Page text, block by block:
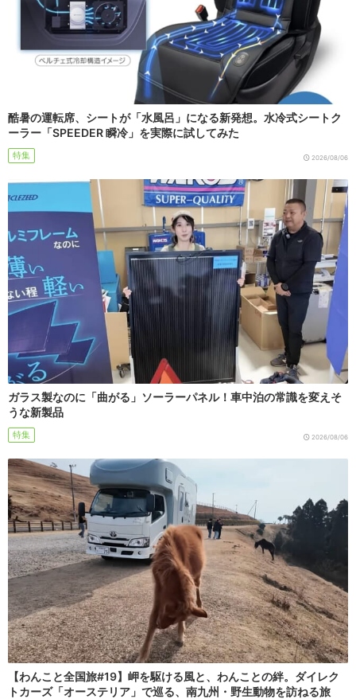
酷暑の運転席、シートが「水風呂」になる新発想。水冷式シートク
ーラー「SPEEDER 瞬冷」を実際に試してみた
特集 2026/08/06
ガラス製なのに「曲がる」ソーラーパネル！車中泊の常識を変えそ
うな新製品
特集 2026/08/06
【わんこと全国旅#19】岬を駆ける風と、わんことの絆。ダイレク
トカーズ「オーステリア」で巡る、南九州・野生動物を訪ねる旅